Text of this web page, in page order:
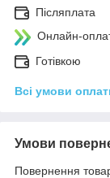
Післяплата
Онлайн-
Готівкою
Всі умови
Умови
Повернення